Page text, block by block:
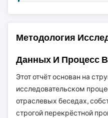
Методология
Данных И Процесс
Этот отчёт основан на
исследовательском
отраслевых беседах,
строгой перекрёстной